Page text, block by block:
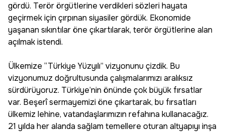
gördü. Terör örgütlerine verdikleri sözleri hayata
geçirmek için çırpınan siyasiler gördük. Ekonomide
yaşanan sıkıntılar öne çıkartılarak, terör örgütlerine alan
açılmak istendi.
Ülkemize “Türkiye Yüzyılı” vizyonunu çizdik. Bu
vizyonumuz doğrultusunda çalışmalarımızı aralıksız
sürdürüyoruz. Türkiye’nin önünde çok büyük fırsatlar
var. Beşerî sermayemizi öne çıkartarak, bu fırsatları
ülkemiz lehine, vatandaşlarımızın refahına kullanacağız.
21 yılda her alanda sağlam temellere oturan altyapıyı inşa